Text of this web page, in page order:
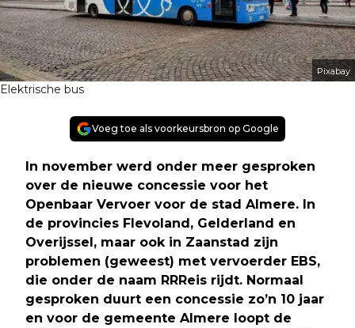
Pixabay
Elektrische bus
Voeg toe als voorkeursbron op Google
In november werd onder meer gesproken
over de nieuwe concessie voor het
Openbaar Vervoer voor de stad Almere. In
de provincies Flevoland, Gelderland en
Overijssel, maar ook in Zaanstad zijn
problemen (geweest) met vervoerder EBS,
die onder de naam RRReis rijdt. Normaal
gesproken duurt een concessie zo’n 10 jaar
en voor de gemeente Almere loopt de